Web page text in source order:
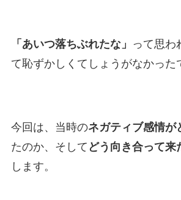
「あいつ落ちぶれたな」 って思わ
て恥ずかしくてしょうがなかった
今回は、当時のネガティブ感情が
たのか、そして どう向き合って来
します。